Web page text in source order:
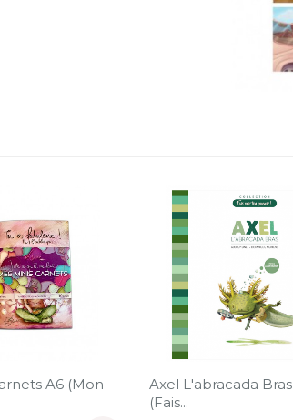
A6 (Mon
Axel L'abracada Bras
(Fais...